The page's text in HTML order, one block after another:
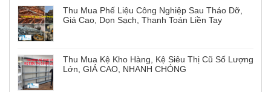
Thu Mua Phế Liệu Công Nghiệp Sau Tháo Dỡ,
Giá Cao, Dọn Sạch, Thanh Toán Liền Tay
Thu Mua Kệ Kho Hàng, Kệ Siêu Thị Cũ Số Lượng
Lớn, GIÁ CAO, NHANH CHÓNG